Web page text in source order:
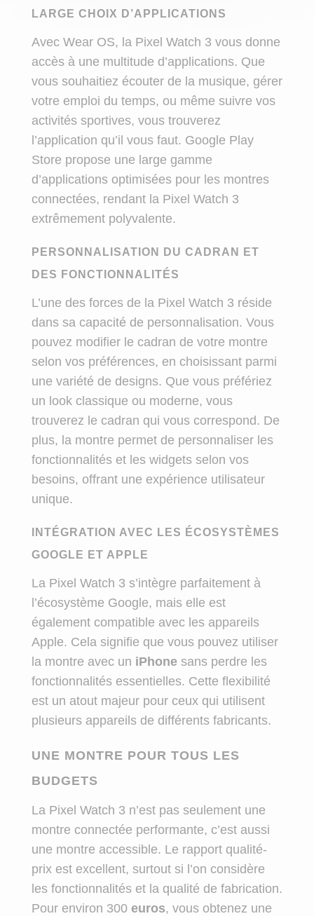
LARGE CHOIX D’APPLICATIONS
Avec Wear OS, la Pixel Watch 3 vous donne
accès à une multitude d’applications. Que
vous souhaitiez écouter de la musique, gérer
votre emploi du temps, ou même suivre vos
activités sportives, vous trouverez
l’application qu’il vous faut. Google Play
Store propose une large gamme
d’applications optimisées pour les montres
connectées, rendant la Pixel Watch 3
extrêmement polyvalente.
PERSONNALISATION DU CADRAN ET
DES FONCTIONNALITÉS
L’une des forces de la Pixel Watch 3 réside
dans sa capacité de personnalisation. Vous
pouvez modifier le cadran de votre montre
selon vos préférences, en choisissant parmi
une variété de designs. Que vous préfériez
un look classique ou moderne, vous
trouverez le cadran qui vous correspond. De
plus, la montre permet de personnaliser les
fonctionnalités et les widgets selon vos
besoins, offrant une expérience utilisateur
unique.
INTÉGRATION AVEC LES ÉCOSYSTÈMES
GOOGLE ET APPLE
La Pixel Watch 3 s’intègre parfaitement à
l’écosystème Google, mais elle est
également compatible avec les appareils
Apple. Cela signifie que vous pouvez utiliser
la montre avec un iPhonesans perdre les
fonctionnalités essentielles. Cette flexibilité
est un atout majeur pour ceux qui utilisent
plusieurs appareils de différents fabricants.
UNE MONTRE POUR TOUS LES
BUDGETS
La Pixel Watch 3 n’est pas seulement une
montre connectée performante, c’est aussi
une montre accessible. Le rapport qualité-
prix est excellent, surtout si l’on considère
les fonctionnalités et la qualité de fabrication.
Pour environ 300 euros, vous obtenez une